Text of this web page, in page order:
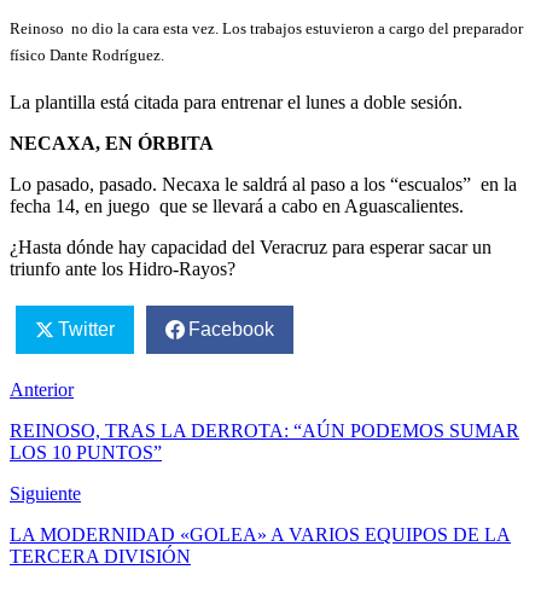
Reinoso no dio la cara esta vez. Los trabajos estuvieron a cargo del preparador
físico Dante Rodríguez.
La plantilla está citada para entrenar el lunes a doble sesión.
NECAXA, EN ÓRBITA
Lo pasado, pasado. Necaxa le saldrá al paso a los “escualos” en la
fecha 14, en juego que se llevará a cabo en Aguascalientes.
¿Hasta dónde hay capacidad del Veracruz para esperar sacar un
triunfo ante los Hidro-Rayos?
Twitter Facebook
Anterior
REINOSO, TRAS LA DERROTA: “AÚN PODEMOS SUMAR
LOS 10 PUNTOS”
Siguiente
LA MODERNIDAD «GOLEA» A VARIOS EQUIPOS DE LA
TERCERA DIVISIÓN